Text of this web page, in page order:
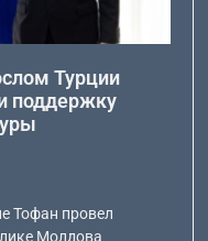
Турции
поддержку
Тофан провел
Молдова